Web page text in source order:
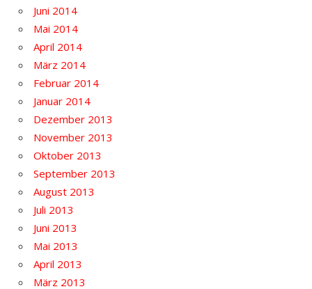
Juni 2014
Mai 2014
April 2014
März 2014
Februar 2014
Januar 2014
Dezember 2013
November 2013
Oktober 2013
September 2013
August 2013
Juli 2013
Juni 2013
Mai 2013
April 2013
März 2013